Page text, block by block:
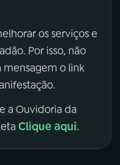
os serviços e
Por isso, não
mensagem o link
a Ouvidoria da
Clique aqui.